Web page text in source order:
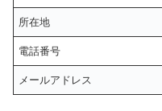
所在地
電話番号
メールアドレス